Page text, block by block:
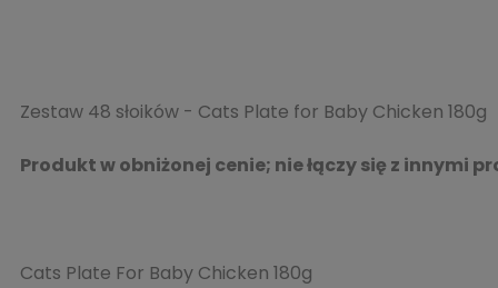
Zestaw 48 słoików - Cats Plate for Baby Chicken 180g
Produkt w obniżonej cenie; nie łączy się z innymi
Cats Plate For Baby Chicken 180g